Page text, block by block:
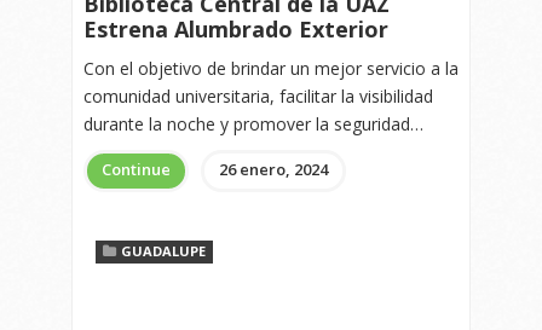
Estrena Alumbrado Exterior
Con el objetivo de brindar un mejor servicio a la
comunidad universitaria, facilitar la visibilidad
durante la noche y promover la seguridad…
Continue 26 enero, 2024
GUADALUPE